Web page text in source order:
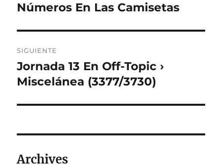
entradas
anterior:
Números En Las Camisetas
SIGUIENTE
Entrada
siguiente:
Jornada 13 En Off-Topic ›
Miscelánea (3377/3730)
Archives